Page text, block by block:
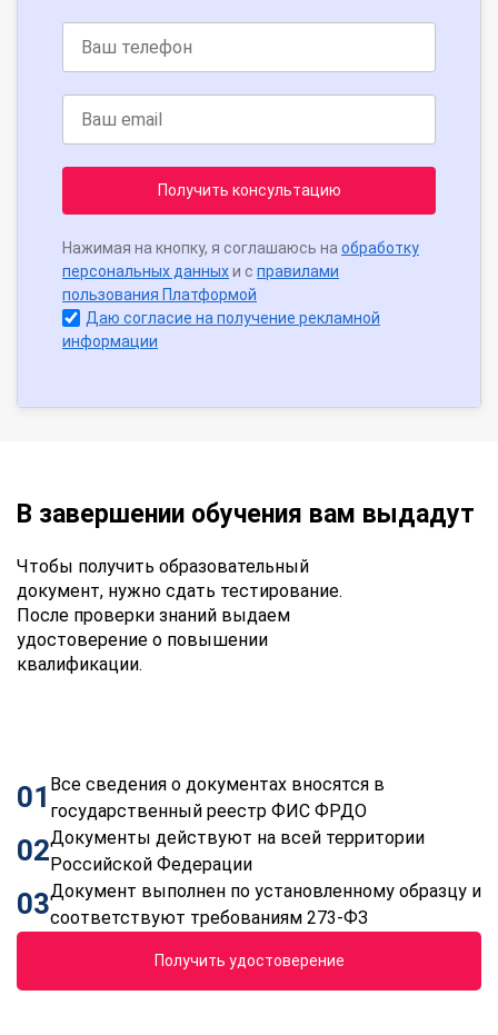
Получить консультацию
Нажимая на кнопку, я соглашаюсь на обработку
персональных данныхи с правилами
пользования Платформой
Даю согласие на получение рекламной
информации
В завершении обучения вам выдадут
Чтобы получить образовательный
документ, нужно сдать тестирование.
После проверки знаний выдаем
удостоверение о повышении
квалификации.
01 Все сведения о документах вносятся в
государственный реестр ФИС ФРДО
02Документы действуют на всей территории
Российской Федерации
03Документ выполнен по установленному образцу и
соответствуют требованиям 273-ФЗ
Получить удостоверение